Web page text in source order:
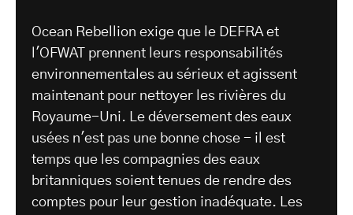
Ocean Rebellion exige que le DEFRA et
l'OFWAT prennent leurs responsabilités
environnementales au sérieux et agissent
maintenant pour nettoyer les rivières du
Royaume-Uni. Le déversement des eaux
usées n'est pas une bonne chose - il est
temps que les compagnies des eaux
britanniques soient tenues de rendre des
comptes pour leur gestion inadéquate. Les